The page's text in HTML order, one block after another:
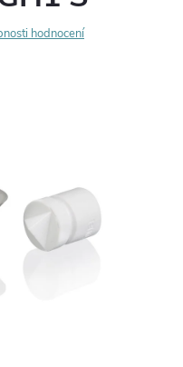
hodnocení